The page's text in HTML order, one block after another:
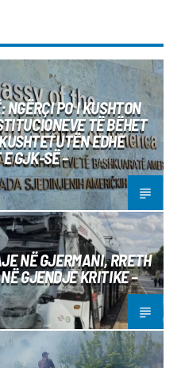
PO I KUSHTON
TË BËHET
EDHE
GJK-SË –
NË GJERMANI, RRETH
GJENDJE KRITIKE –